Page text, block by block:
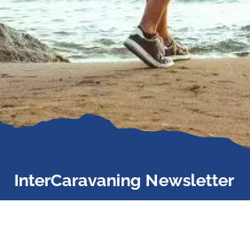
InterCaravaning Newsletter